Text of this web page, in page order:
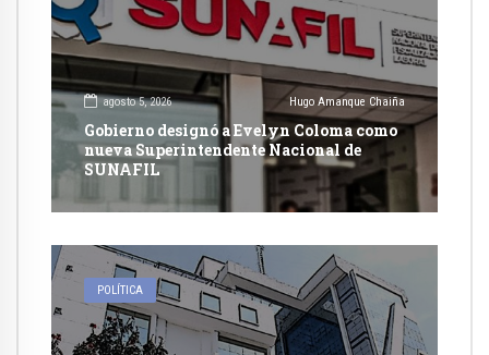
agosto 5, 2026 Hugo Amanque Chaiña
Gobierno designó a Evelyn Coloma como
nueva Superintendente Nacional de
SUNAFIL
POLÍTICA